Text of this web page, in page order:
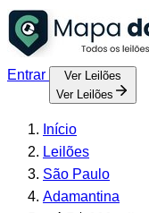
Entrar
Ver Leilões
Ver Leilões
Início
Leilões
São Paulo
Adamantina